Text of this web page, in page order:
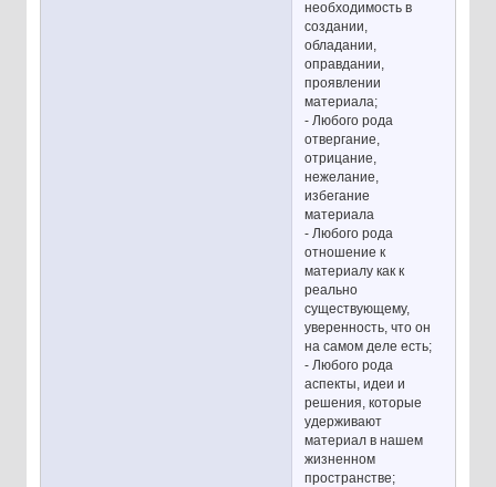
необходимость в
создании,
обладании,
оправдании,
проявлении
материала;
- Любого рода
отвергание,
отрицание,
нежелание,
избегание
материала
- Любого рода
отношение к
материалу как к
реально
существующему,
уверенность, что он
на самом деле есть;
- Любого рода
аспекты, идеи и
решения, которые
удерживают
материал в нашем
жизненном
пространстве;